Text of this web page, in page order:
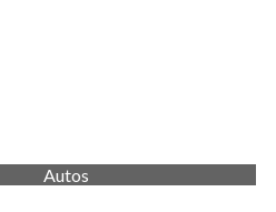
Autos